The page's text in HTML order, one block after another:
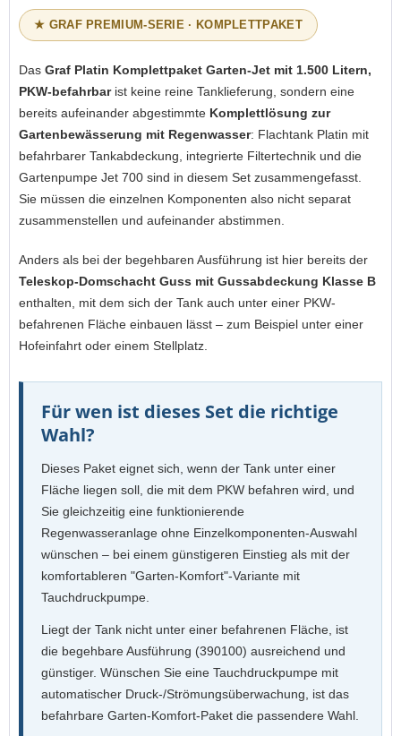
★ GRAF PREMIUM-SERIE · KOMPLETTPAKET
Das Graf Platin Komplettpaket Garten-Jet mit 1.500 Litern,
PKW-befahrbarist keine reine Tanklieferung, sondern eine
bereits aufeinander abgestimmte Komplettlösung zur
Gartenbewässerung mit Regenwasser: Flachtank Platin mit
befahrbarer Tankabdeckung, integrierte Filtertechnik und die
Gartenpumpe Jet 700 sind in diesem Set zusammengefasst.
Sie müssen die einzelnen Komponenten also nicht separat
zusammenstellen und aufeinander abstimmen.
Anders als bei der begehbaren Ausführung ist hier bereits der
Teleskop-Domschacht Guss mit Gussabdeckung Klasse B
enthalten, mit dem sich der Tank auch unter einer PKW-
befahrenen Fläche einbauen lässt – zum Beispiel unter einer
Hofeinfahrt oder einem Stellplatz.
Für wen ist dieses Set die richtige
Wahl?
Dieses Paket eignet sich, wenn der Tank unter einer
Fläche liegen soll, die mit dem PKW befahren wird, und
Sie gleichzeitig eine funktionierende
Regenwasseranlage ohne Einzelkomponenten-Auswahl
wünschen – bei einem günstigeren Einstieg als mit der
komfortableren "Garten-Komfort"-Variante mit
Tauchdruckpumpe.
Liegt der Tank nicht unter einer befahrenen Fläche, ist
die begehbare Ausführung (390100) ausreichend und
günstiger. Wünschen Sie eine Tauchdruckpumpe mit
automatischer Druck-/Strömungsüberwachung, ist das
befahrbare Garten-Komfort-Paket die passendere Wahl.